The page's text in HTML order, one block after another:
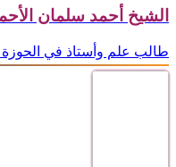
الشيخ أحمد سلمان
طالب علم وأستاذ في الحوزة